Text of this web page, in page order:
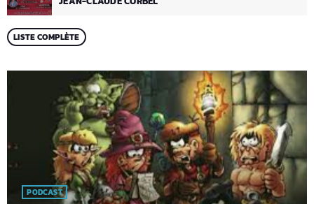
LISTE COMPLÈTE
PODCAST